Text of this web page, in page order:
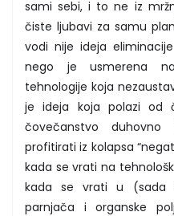
sami sebi, i to ne iz
čiste ljubavi za samu
vodi nije ideja
nego je usmerena
tehnologije koja
je ideja koja polazi od
čovečanstvo
profitirati iz kolapsa
kada se vrati na
kada se vrati u (sada
parnjača i organske